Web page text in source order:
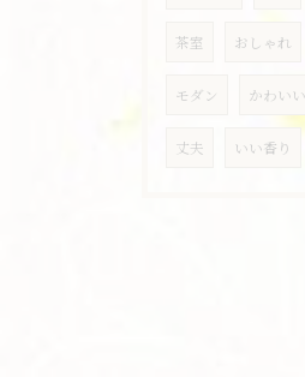
茶室 おしゃれ
モダン かわいい
丈夫 いい香り